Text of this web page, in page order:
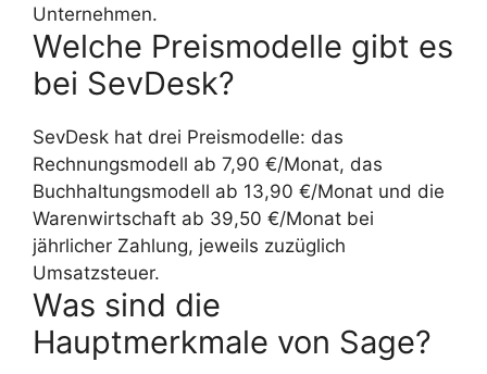
Unternehmen.
Welche Preismodelle gibt es
bei SevDesk?
SevDesk hat drei Preismodelle: das
Rechnungsmodell ab 7,90 €/Monat, das
Buchhaltungsmodell ab 13,90 €/Monat und die
Warenwirtschaft ab 39,50 €/Monat bei
jährlicher Zahlung, jeweils zuzüglich
Umsatzsteuer.
Was sind die
Hauptmerkmale von Sage?